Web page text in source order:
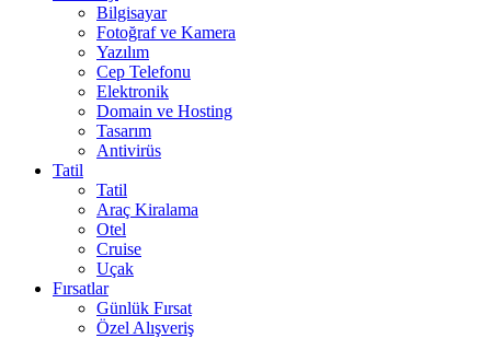
Bilgisayar
Fotoğraf ve Kamera
Yazılım
Cep Telefonu
Elektronik
Domain ve Hosting
Tasarım
Antivirüs
Tatil
Tatil
Araç Kiralama
Otel
Cruise
Uçak
Fırsatlar
Günlük Fırsat
Özel Alışveriş